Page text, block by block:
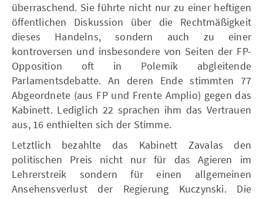
überraschend. Sie führte nicht nur zu einer heftigen
öffentlichen Diskussion über die Rechtmäßigkeit
dieses Handelns, sondern auch zu einer
kontroversen und insbesondere von Seiten der FP-
Opposition oft in Polemik abgleitende
Parlamentsdebatte. An deren Ende stimmten 77
Abgeordnete (aus FP und Frente Amplio) gegen das
Kabinett. Lediglich 22 sprachen ihm das Vertrauen
aus, 16 enthielten sich der Stimme.
Letztlich bezahlte das Kabinett Zavalas den
politischen Preis nicht nur für das Agieren im
Lehrerstreik sondern für einen allgemeinen
Ansehensverlust der Regierung Kuczynski. Die